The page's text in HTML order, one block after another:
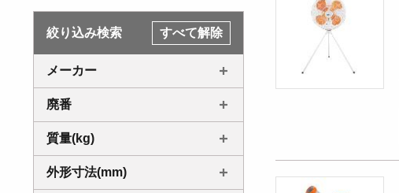
絞り込み検索 すべて解除
メーカー
廃番
質量(kg)
外形寸法(mm)